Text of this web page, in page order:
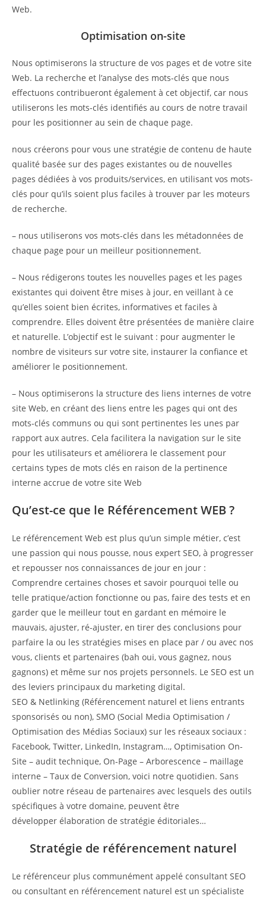
Web.
Optimisation on-site
Nous optimiserons la structure de vos pages et de votre site
Web. La recherche et l’analyse des mots-clés que nous
effectuons contribueront également à cet objectif, car nous
utiliserons les mots-clés identifiés au cours de notre travail
pour les positionner au sein de chaque page.
nous créerons pour vous une stratégie de contenu de haute
qualité basée sur des pages existantes ou de nouvelles
pages dédiées à vos produits/services, en utilisant vos mots-
clés pour qu’ils soient plus faciles à trouver par les moteurs
de recherche.
– nous utiliserons vos mots-clés dans les métadonnées de
chaque page pour un meilleur positionnement.
– Nous rédigerons toutes les nouvelles pages et les pages
existantes qui doivent être mises à jour, en veillant à ce
qu’elles soient bien écrites, informatives et faciles à
comprendre. Elles doivent être présentées de manière claire
et naturelle. L’objectif est le suivant : pour augmenter le
nombre de visiteurs sur votre site, instaurer la confiance et
améliorer le positionnement.
– Nous optimiserons la structure des liens internes de votre
site Web, en créant des liens entre les pages qui ont des
mots-clés communs ou qui sont pertinentes les unes par
rapport aux autres. Cela facilitera la navigation sur le site
pour les utilisateurs et améliorera le classement pour
certains types de mots clés en raison de la pertinence
interne accrue de votre site Web
Qu’est-ce que le Référencement WEB ?
Le référencement Web est plus qu’un simple métier, c’est
une passion qui nous pousse, nous expert SEO, à progresser
et repousser nos connaissances de jour en jour :
Comprendre certaines choses et savoir pourquoi telle ou
telle pratique/action fonctionne ou pas, faire des tests et en
garder que le meilleur tout en gardant en mémoire le
mauvais, ajuster, ré-ajuster, en tirer des conclusions pour
parfaire la ou les stratégies mises en place par / ou avec nos
vous, clients et partenaires (bah oui, vous gagnez, nous
gagnons) et même sur nos projets personnels. Le SEO est un
des leviers principaux du marketing digital.
SEO & Netlinking (Référencement naturel et liens entrants
sponsorisés ou non), SMO (Social Media Optimisation /
Optimisation des Médias Sociaux) sur les réseaux sociaux :
Facebook, Twitter, LinkedIn, Instagram…, Optimisation On-
Site – audit technique, On-Page – Arborescence – maillage
interne – Taux de Conversion, voici notre quotidien. Sans
oublier notre réseau de partenaires avec lesquels des outils
spécifiques à votre domaine, peuvent être
développer élaboration de stratégie éditoriales…
Stratégie de référencement naturel
Le référenceur plus communément appelé consultant SEO
ou consultant en référencement naturel est un spécialiste